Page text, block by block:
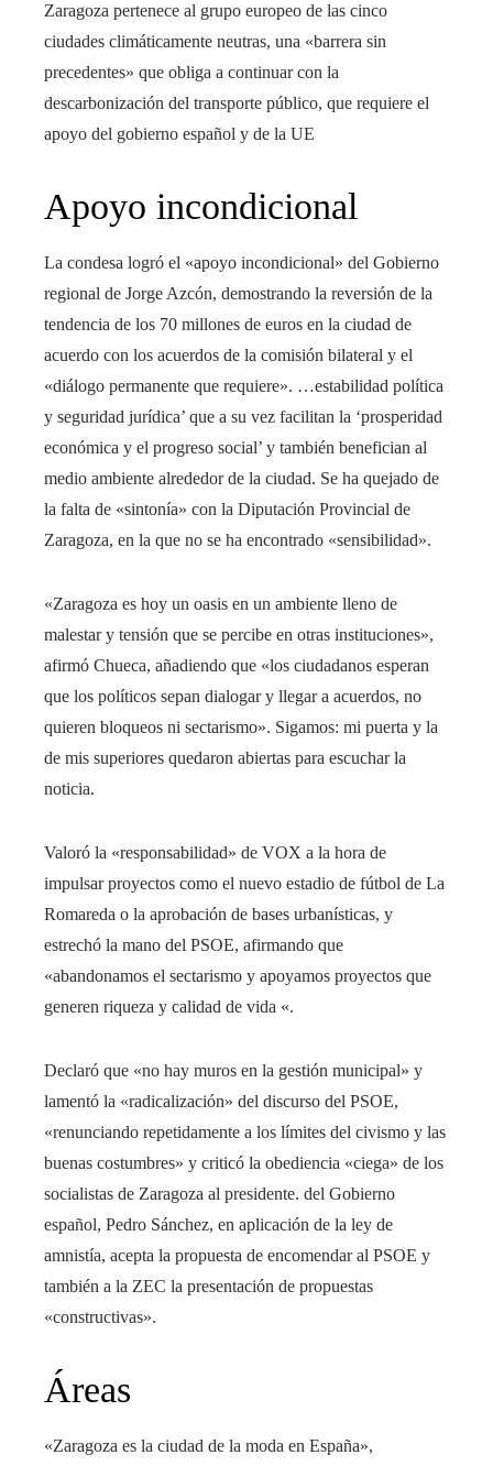
Zaragoza pertenece al grupo europeo de las cinco
ciudades climáticamente neutras, una «barrera sin
precedentes» que obliga a continuar con la
descarbonización del transporte público, que requiere el
apoyo del gobierno español y de la UE
Apoyo incondicional
La condesa logró el «apoyo incondicional» del Gobierno
regional de Jorge Azcón, demostrando la reversión de la
tendencia de los 70 millones de euros en la ciudad de
acuerdo con los acuerdos de la comisión bilateral y el
«diálogo permanente que requiere». …estabilidad política
y seguridad jurídica’ que a su vez facilitan la ‘prosperidad
económica y el progreso social’ y también benefician al
medio ambiente alrededor de la ciudad. Se ha quejado de
la falta de «sintonía» con la Diputación Provincial de
Zaragoza, en la que no se ha encontrado «sensibilidad».
«Zaragoza es hoy un oasis en un ambiente lleno de
malestar y tensión que se percibe en otras instituciones»,
afirmó Chueca, añadiendo que «los ciudadanos esperan
que los políticos sepan dialogar y llegar a acuerdos, no
quieren bloqueos ni sectarismo». Sigamos: mi puerta y la
de mis superiores quedaron abiertas para escuchar la
noticia.
Valoró la «responsabilidad» de VOX a la hora de
impulsar proyectos como el nuevo estadio de fútbol de La
Romareda o la aprobación de bases urbanísticas, y
estrechó la mano del PSOE, afirmando que
«abandonamos el sectarismo y apoyamos proyectos que
generen riqueza y calidad de vida «.
Declaró que «no hay muros en la gestión municipal» y
lamentó la «radicalización» del discurso del PSOE,
«renunciando repetidamente a los límites del civismo y las
buenas costumbres» y criticó la obediencia «ciega» de los
socialistas de Zaragoza al presidente. del Gobierno
español, Pedro Sánchez, en aplicación de la ley de
amnistía, acepta la propuesta de encomendar al PSOE y
también a la ZEC la presentación de propuestas
«constructivas».
Áreas
«Zaragoza es la ciudad de la moda en España»,